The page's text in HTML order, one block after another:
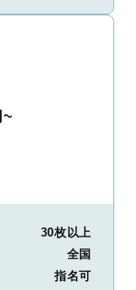
~
30枚以上
全国
指名可